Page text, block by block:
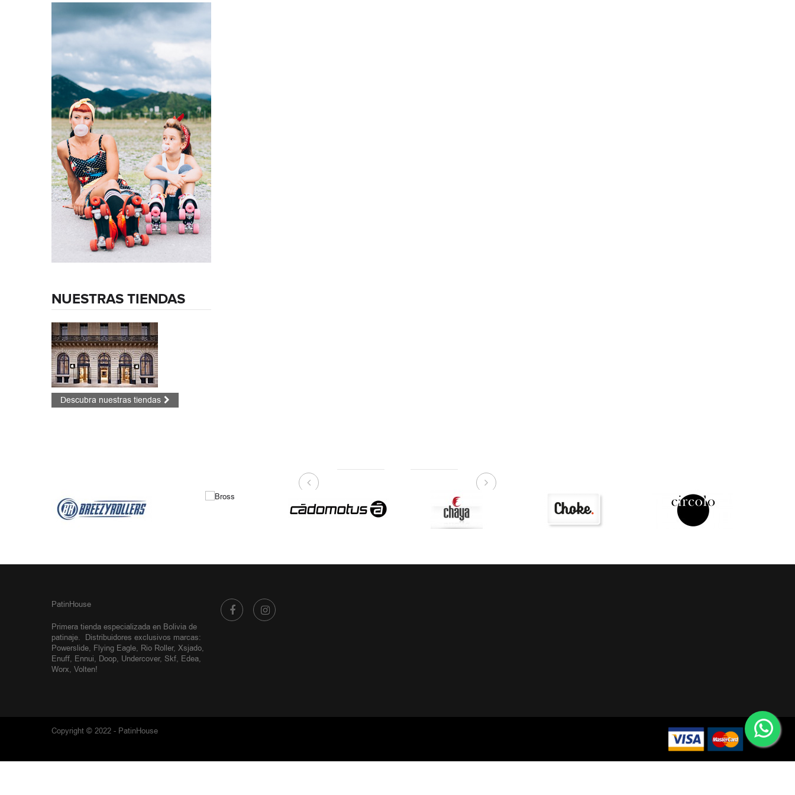
NUESTRAS TIENDAS
Descubra nuestras tiendas
PatinHouse
Primera tienda especializada en Bolivia de
patinaje. Distribuidores exclusivos marcas:
Powerslide, Flying Eagle, Rio Roller, Xsjado,
Enuff, Ennui, Doop, Undercover, Skf, Edea,
Worx, Volten!
Copyright © 2022 - PatinHouse